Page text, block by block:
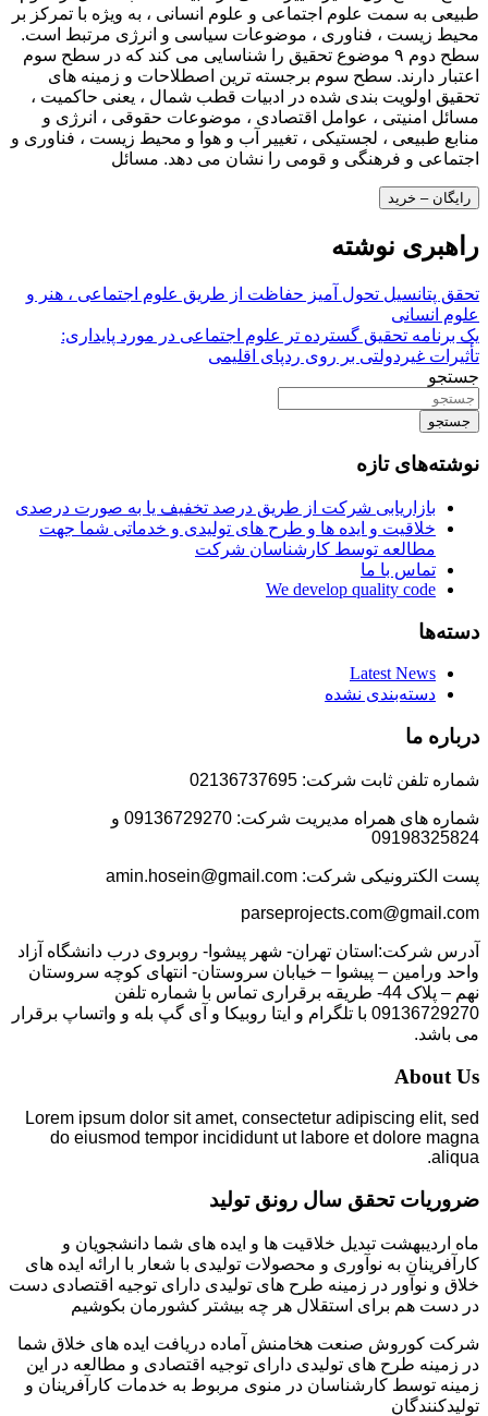
طبیعی به سمت علوم اجتماعی و علوم انسانی ، به ویژه با تمرکز بر
محیط زیست ، فناوری ، موضوعات سیاسی و انرژی مرتبط است.
سطح دوم ۹ موضوع تحقیق را شناسایی می کند که در سطح سوم
اعتبار دارند. سطح سوم برجسته ترین اصطلاحات و زمینه های
تحقیق اولویت بندی شده در ادبیات قطب شمال ، یعنی حاکمیت ،
مسائل امنیتی ، عوامل اقتصادی ، موضوعات حقوقی ، انرژی و
منابع طبیعی ، لجستیکی ، تغییر آب و هوا و محیط زیست ، فناوری و
اجتماعی و فرهنگی و قومی را نشان می دهد. مسائل
رایگان – خرید
راهبری نوشته
تحقق پتانسیل تحول آمیز حفاظت از طریق علوم اجتماعی ، هنر و
علوم انسانی
یک برنامه تحقیق گسترده تر علوم اجتماعی در مورد پایداری:
تأثیرات غیردولتی بر روی ردپای اقلیمی
جستجو
جستجو
نوشته‌های تازه
بازاریابی شرکت از طریق درصد تخفیف یا به صورت درصدی
خلاقیت و ایده ها و طرح های تولیدی و خدماتی شما جهت
مطالعه توسط کارشناسان شرکت
تماس با ما
We develop quality code
دسته‌ها
Latest News
دسته‌بندی نشده
درباره ما
شماره تلفن ثابت شرکت: 02136737695
شماره های همراه مدیریت شرکت: 09136729270 و
09198325824
پست الکترونیکی شرکت: amin.hosein@gmail.com
parseprojects.com@gmail.com
آدرس شرکت:استان تهران- شهر پیشوا- روبروی درب دانشگاه آزاد
واحد ورامین – پیشوا – خیابان سروستان- انتهای کوچه سروستان
نهم – پلاک 44- طریقه برقراری تماس با شماره تلفن
09136729270 با تلگرام و ایتا روبیکا و آی گپ بله و واتساپ برقرار
می باشد.
About Us
Lorem ipsum dolor sit amet, consectetur adipiscing elit, sed
do eiusmod tempor incididunt ut labore et dolore magna
aliqua.
ضروریات تحقق سال رونق تولید
ماه اردیبهشت تبدیل خلاقیت ها و ایده های شما دانشجویان و
کارآفرینان به نوآوری و محصولات تولیدی با شعار با ارائه ایده های
خلاق و نوآور در زمینه طرح های تولیدی دارای توجیه اقتصادی دست
در دست هم برای استقلال هر چه بیشتر کشورمان بکوشیم
شرکت کوروش صنعت هخامنش آماده دریافت ایده های خلاق شما
در زمینه طرح های تولیدی دارای توجیه اقتصادی و مطالعه در این
زمینه توسط کارشناسان در منوی مربوط به خدمات کارآفرینان و
تولیدکنندگان